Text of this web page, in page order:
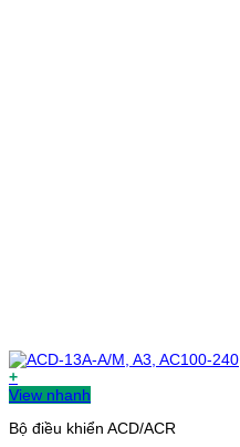
+
View nhanh
Bộ điều khiển ACD/ACR